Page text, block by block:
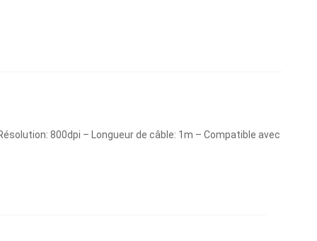
800dpi – Longueur de câble: 1m – Compatible avec